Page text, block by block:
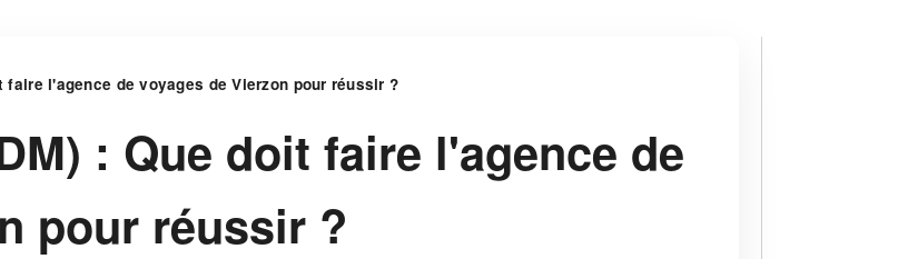
faire l'agence de voyages de Vierzon pour réussir ?
: Que doit faire l'agence de
pour réussir ?